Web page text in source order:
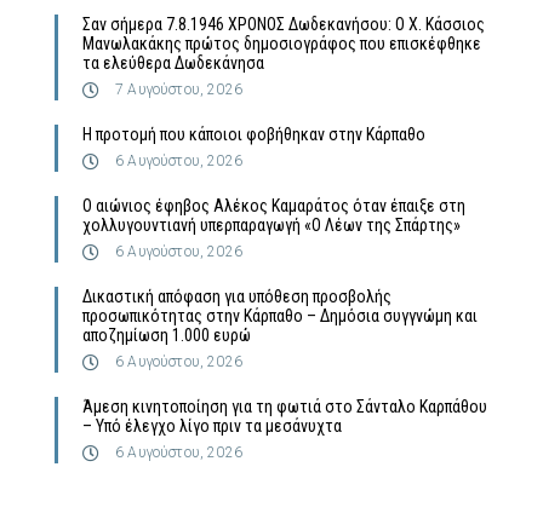
Σαν σήμερα 7.8.1946 ΧΡΟΝΟΣ Δωδεκανήσου: Ο Χ. Κάσσιος
Μανωλακάκης πρώτος δημοσιογράφος που επισκέφθηκε
τα ελεύθερα Δωδεκάνησα
7 Αυγούστου, 2026
Η προτομή που κάποιοι φοβήθηκαν στην Κάρπαθο
6 Αυγούστου, 2026
Ο αιώνιος έφηβος Αλέκος Καμαράτος όταν έπαιξε στη
χολλυγουντιανή υπερπαραγωγή «Ο Λέων της Σπάρτης»
6 Αυγούστου, 2026
Δικαστική απόφαση για υπόθεση προσβολής
προσωπικότητας στην Κάρπαθο – Δημόσια συγγνώμη και
αποζημίωση 1.000 ευρώ
6 Αυγούστου, 2026
Άμεση κινητοποίηση για τη φωτιά στο Σάνταλο Καρπάθου
– Υπό έλεγχο λίγο πριν τα μεσάνυχτα
6 Αυγούστου, 2026